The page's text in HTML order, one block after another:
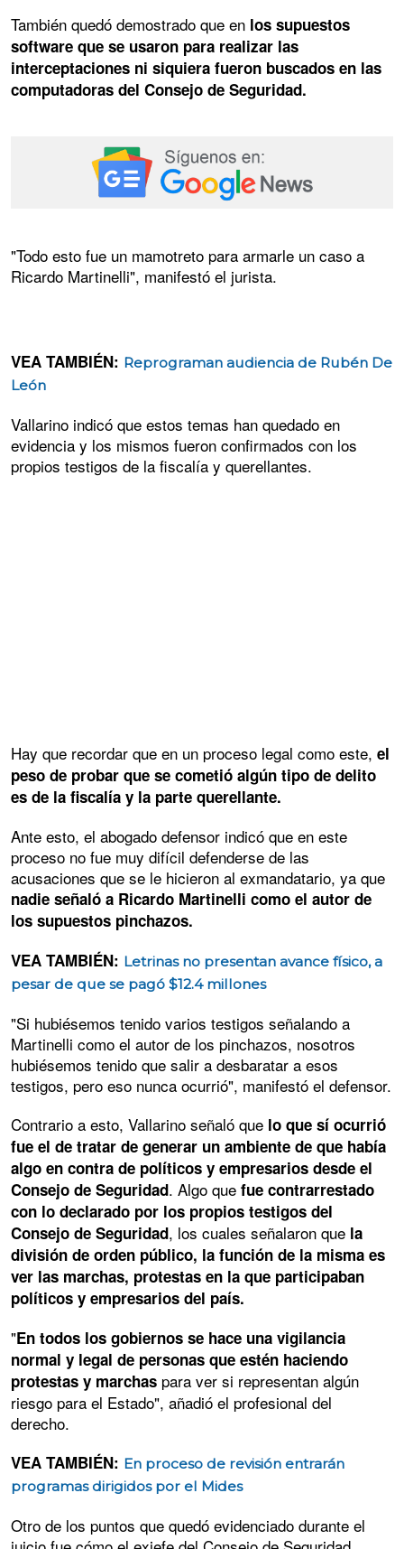
También quedó demostrado que en los supuestos
software que se usaron para realizar las
interceptaciones ni siquiera fueron buscados en las
computadoras del Consejo de Seguridad.
"Todo esto fue un mamotreto para armarle un caso a
Ricardo Martinelli", manifestó el jurista.
VEA TAMBIÉN: Reprograman audiencia de Rubén De
León
Vallarino indicó que estos temas han quedado en
evidencia y los mismos fueron confirmados con los
propios testigos de la fiscalía y querellantes.
Hay que recordar que en un proceso legal como este, el
peso de probar que se cometió algún tipo de delito
es de la fiscalía y la parte querellante.
Ante esto, el abogado defensor indicó que en este
proceso no fue muy difícil defenderse de las
acusaciones que se le hicieron al exmandatario, ya que
nadie señaló a Ricardo Martinelli como el autor de
los supuestos pinchazos.
VEA TAMBIÉN: Letrinas no presentan avance físico, a
pesar de que se pagó $12.4 millones
"Si hubiésemos tenido varios testigos señalando a
Martinelli como el autor de los pinchazos, nosotros
hubiésemos tenido que salir a desbaratar a esos
testigos, pero eso nunca ocurrió", manifestó el defensor.
Contrario a esto, Vallarino señaló que lo que sí ocurrió
fue el de tratar de generar un ambiente de que había
algo en contra de políticos y empresarios desde el
Consejo de Seguridad. Algo que fue contrarrestado
con lo declarado por los propios testigos del
Consejo de Seguridad, los cuales señalaron que la
división de orden público, la función de la misma es
ver las marchas, protestas en la que participaban
políticos y empresarios del país.
"En todos los gobiernos se hace una vigilancia
normal y legal de personas que estén haciendo
protestas y marchas para ver si representan algún
riesgo para el Estado", añadió el profesional del
derecho.
VEA TAMBIÉN: En proceso de revisión entrarán
programas dirigidos por el Mides
Otro de los puntos que quedó evidenciado durante el